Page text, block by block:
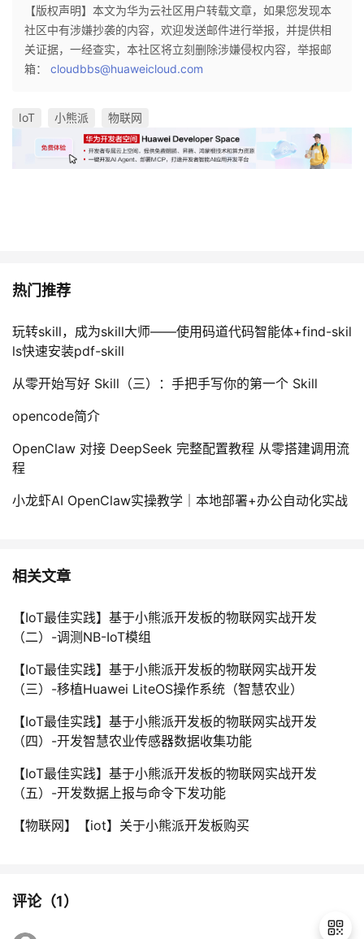
【版权声明】本文为华为云社区用户转载文章，如果您发现本
社区中有涉嫌抄袭的内容，欢迎发送邮件进行举报，并提供相
关证据，一经查实，本社区将立刻删除涉嫌侵权内容，举报邮
箱： cloudbbs@huaweicloud.com
IoT 小熊派 物联网
热门推荐
玩转skill，成为skill大师——使用码道代码智能体+find-skil
ls快速安装pdf-skill
从零开始写好 Skill（三）：手把手写你的第一个 Skill
opencode简介
OpenClaw 对接 DeepSeek 完整配置教程 从零搭建调用流
程
小龙虾AI OpenClaw实操教学｜本地部署+办公自动化实战
相关文章
【IoT最佳实践】基于小熊派开发板的物联网实战开发
（二）-调测NB-IoT模组
【IoT最佳实践】基于小熊派开发板的物联网实战开发
（三）-移植Huawei LiteOS操作系统（智慧农业）
【IoT最佳实践】基于小熊派开发板的物联网实战开发
（四）-开发智慧农业传感器数据收集功能
【IoT最佳实践】基于小熊派开发板的物联网实战开发
（五）-开发数据上报与命令下发功能
【物联网】【iot】关于小熊派开发板购买
评论（1）